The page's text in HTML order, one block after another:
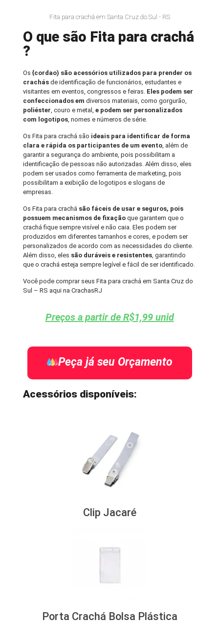
Fita para crachá em Santa Cruz do Sul - RS
O que são Fita para crachá
?
Os {cordao) são acessórios utilizados para prender os
crachás de identificação de funcionários, estudantes e
visitantes em eventos, congressos e feiras. Eles podem ser
confeccionados emdiversos materiais, como gorgurão,
poliéster, couro e metal,e podem ser personalizados
com logotipos, nomes e números de série.
Os Fita para crachá são ideais para identificar de forma
clara e rápida os participantes de um evento, além de
garantir a segurança do ambiente, pois possibilitam a
identificação de pessoas não autorizadas. Além disso, eles
podem ser usados como ferramenta de marketing, pois
possibilitam a exibição de logotipos e slogans de
empresas.
Os Fita para crachá são fáceis de usar e seguros, pois
possuem mecanismos de fixação que garantem que o
crachá fique sempre visível e não caia. Eles podem ser
produzidos em diferentes tamanhos e cores, e podem ser
personalizados de acordo com as necessidades do cliente.
Além disso, eles são duráveis e resistentes, garantindo
que o crachá esteja sempre legível e fácil de ser identificado.
Você pode comprar seus Fita para crachá em Santa Cruz do
Sul – RS aqui na CrachasRJ
Preços a partir de R$1,99 unid
Peça já seu Orçamento
Acessórios disponíveis:
Clip Jacaré
Porta Crachá Bolsa Plástica